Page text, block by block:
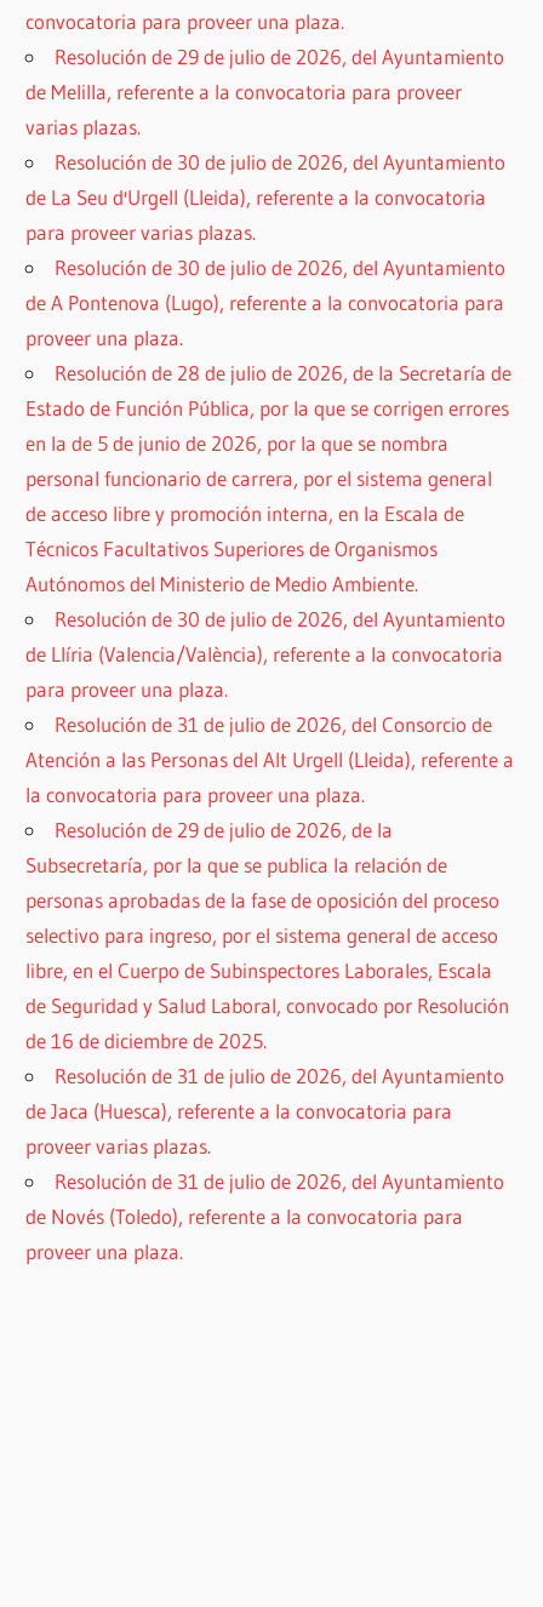
convocatoria para proveer una plaza.
Resolución de 29 de julio de 2026, del Ayuntamiento
de Melilla, referente a la convocatoria para proveer
varias plazas.
Resolución de 30 de julio de 2026, del Ayuntamiento
de La Seu d'Urgell (Lleida), referente a la convocatoria
para proveer varias plazas.
Resolución de 30 de julio de 2026, del Ayuntamiento
de A Pontenova (Lugo), referente a la convocatoria para
proveer una plaza.
Resolución de 28 de julio de 2026, de la Secretaría de
Estado de Función Pública, por la que se corrigen errores
en la de 5 de junio de 2026, por la que se nombra
personal funcionario de carrera, por el sistema general
de acceso libre y promoción interna, en la Escala de
Técnicos Facultativos Superiores de Organismos
Autónomos del Ministerio de Medio Ambiente.
Resolución de 30 de julio de 2026, del Ayuntamiento
de Llíria (Valencia/València), referente a la convocatoria
para proveer una plaza.
Resolución de 31 de julio de 2026, del Consorcio de
Atención a las Personas del Alt Urgell (Lleida), referente a
la convocatoria para proveer una plaza.
Resolución de 29 de julio de 2026, de la
Subsecretaría, por la que se publica la relación de
personas aprobadas de la fase de oposición del proceso
selectivo para ingreso, por el sistema general de acceso
libre, en el Cuerpo de Subinspectores Laborales, Escala
de Seguridad y Salud Laboral, convocado por Resolución
de 16 de diciembre de 2025.
Resolución de 31 de julio de 2026, del Ayuntamiento
de Jaca (Huesca), referente a la convocatoria para
proveer varias plazas.
Resolución de 31 de julio de 2026, del Ayuntamiento
de Novés (Toledo), referente a la convocatoria para
proveer una plaza.